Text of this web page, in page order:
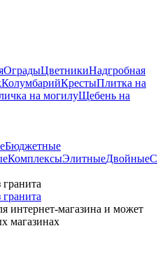
ОградыЦветникиНадгробная
КолумбарийКрестыПлитка на
на могилуЩебень на
Бюджетные
КомплексыЭлитныеДвойныеС
интернет-магазина и может
магазинах